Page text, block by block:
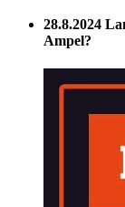
28.8.2024
Ampel?